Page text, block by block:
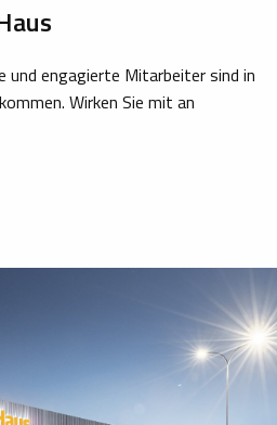
und engagierte Mitarbeiter sind in
Wirken Sie mit an